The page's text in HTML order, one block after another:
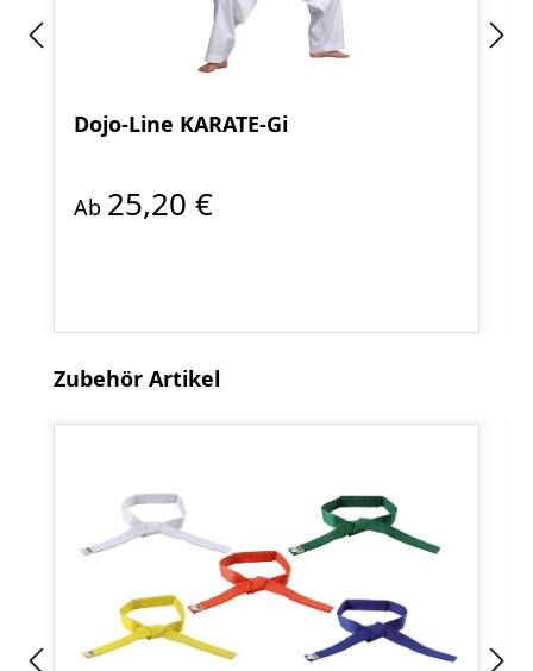
Dojo-Line KARATE-Gi
Ab 25,20 €
Produktgalerie überspringen
Zubehör Artikel